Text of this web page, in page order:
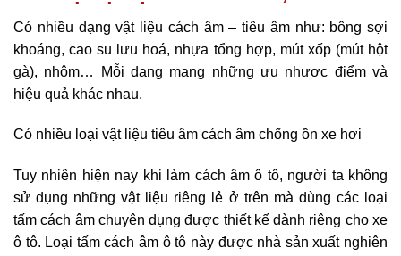
Có nhiều dạng vật liệu cách âm – tiêu âm như: bông sợi
khoáng, cao su lưu hoá, nhựa tổng hợp, mút xốp (mút hột
gà), nhôm… Mỗi dạng mang những ưu nhược điểm và
hiệu quả khác nhau.
Có nhiều loại vật liệu tiêu âm cách âm chống ồn xe hơi
Tuy nhiên hiện nay khi làm cách âm ô tô, người ta không
sử dụng những vật liệu riêng lẻ ở trên mà dùng các loại
tấm cách âm chuyên dụng được thiết kế dành riêng cho xe
ô tô. Loại tấm cách âm ô tô này được nhà sản xuất nghiên